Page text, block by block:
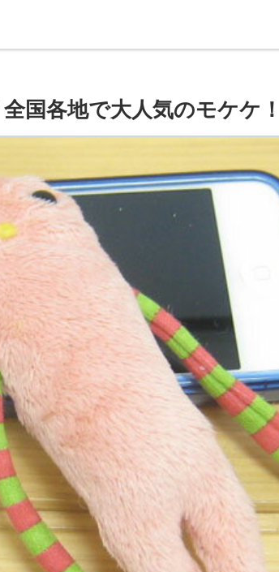
国各地で大人気のモケケ！